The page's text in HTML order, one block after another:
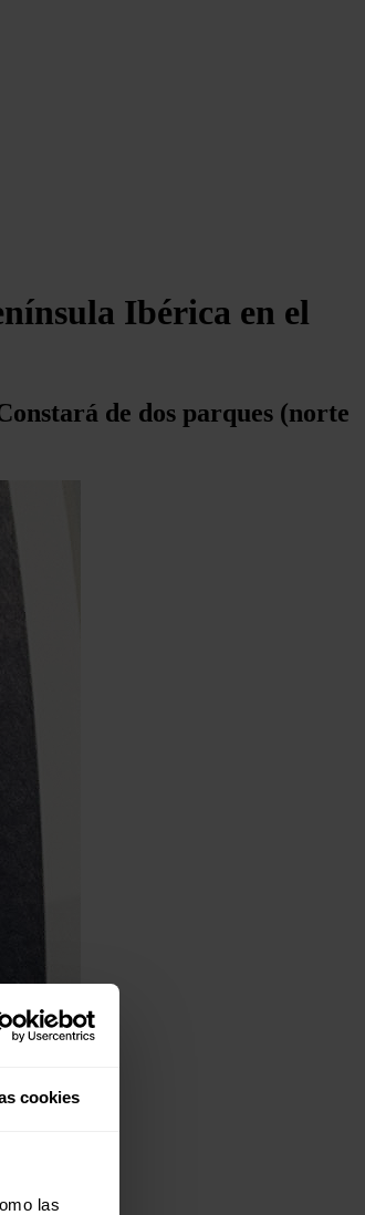
cookies
las
Ibérica en el
de dos parques (norte